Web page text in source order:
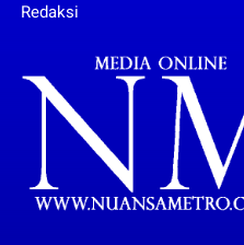
Redaksi